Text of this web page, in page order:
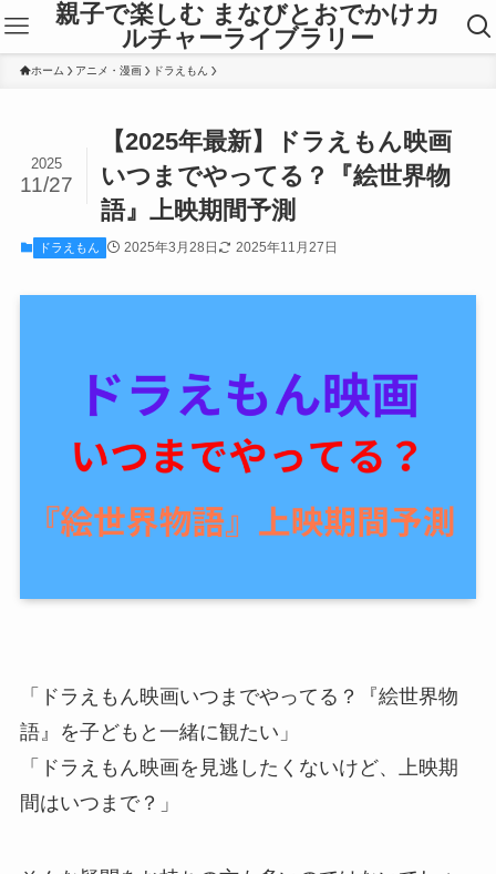
親子で楽しむ まなびとおでかけカ
ルチャーライブラリー
ホーム アニメ・漫画 ドラえもん
【2025年最新】ドラえもん映画
いつまでやってる？『絵世界物
語』上映期間予測
2025
11/27
ドラえもん 2025年3月28日 2025年11月27日
「ドラえもん映画いつまでやってる？『絵世界物
語』を子どもと一緒に観たい」
「ドラえもん映画を見逃したくないけど、上映期
間はいつまで？」